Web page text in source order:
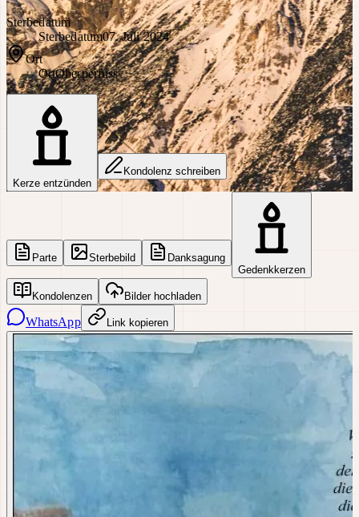
Sterbedatum
Sterbedatum07. Juli 2024
Ort
OrtOberperfuss
Kerze entzünden
Kondolenz schreiben
Parte Sterbebild
Danksagung
Gedenkkerzen
Kondolenzen Bilder hochladen
WhatsApp Link kopieren